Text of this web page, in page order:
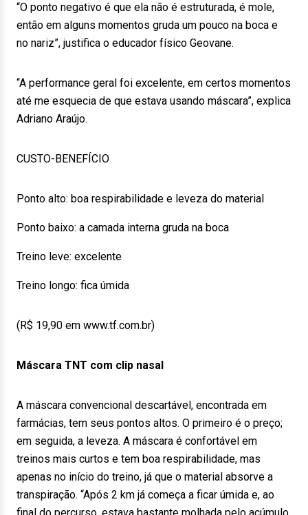
“O ponto negativo é que ela não é estruturada, é mole,
então em alguns momentos gruda um pouco na boca e
no nariz”, justifica o educador físico Geovane.
“A performance geral foi excelente, em certos momentos
até me esquecia de que estava usando máscara”, explica
Adriano Araújo.
CUSTO-BENEFÍCIO
Ponto alto: boa respirabilidade e leveza do material
Ponto baixo: a camada interna gruda na boca
Treino leve: excelente
Treino longo: fica úmida
(R$ 19,90 em www.tf.com.br)
Máscara TNT com clip nasal
A máscara convencional descartável, encontrada em
farmácias, tem seus pontos altos. O primeiro é o preço;
em seguida, a leveza. A máscara é confortável em
treinos mais curtos e tem boa respirabilidade, mas
apenas no início do treino, já que o material absorve a
transpiração. “Após 2 km já começa a ficar úmida e, ao